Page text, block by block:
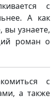
с
А как
вы узнаете,
роман о
с
а также